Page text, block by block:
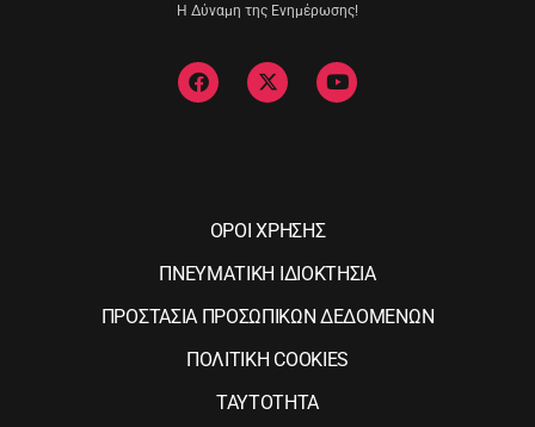
Η Δύναμη της Ενημέρωσης!
ΟΡΟΙ ΧΡΗΣΗΣ
ΠΝΕΥΜΑΤΙΚΗ ΙΔΙΟΚΤΗΣΙΑ
ΠΡΟΣΤΑΣΙΑ ΠΡΟΣΩΠΙΚΩΝ ΔΕΔΟΜΕΝΩΝ
ΠΟΛΙΤΙΚΗ COOKIES
ΤΑΥΤΟΤΗΤΑ